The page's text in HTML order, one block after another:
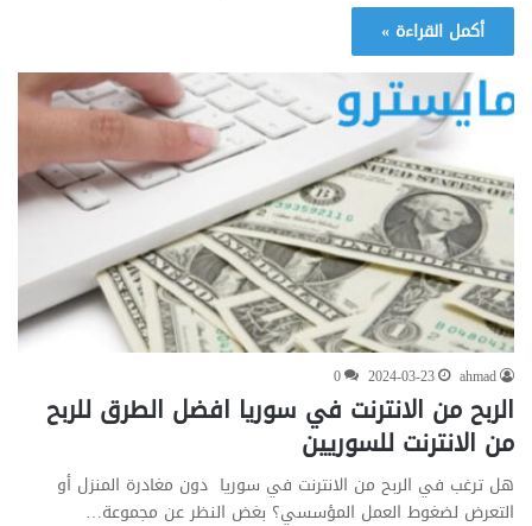
أكمل القراءة »
ahmad
2024-03-23
0
الربح من الانترنت في سوريا افضل الطرق للربح
من الانترنت للسوريين
هل ترغب في الربح من الانترنت في سوريا دون مغادرة المنزل أو
التعرض لضغوط العمل المؤسسي؟ بغض النظر عن مجموعة…